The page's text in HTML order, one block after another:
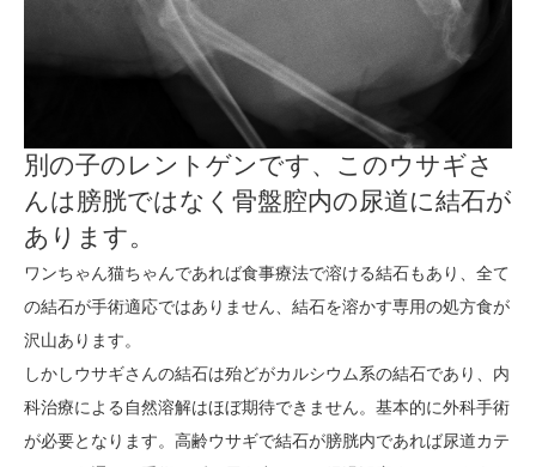
別の子のレントゲンです、このウサギさ
んは膀胱ではなく骨盤腔内の尿道に結石が
あります。
ワンちゃん猫ちゃんであれば食事療法で溶ける結石もあり、全て
の結石が手術適応ではありません、結石を溶かす専用の処方食が
沢山あります。
しかしウサギさんの結石は殆どがカルシウム系の結石であり、内
科治療による自然溶解はほぼ期待できません。基本的に外科手術
が必要となります。高齢ウサギで結石が膀胱内であれば尿道カテ